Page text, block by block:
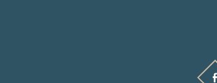
TikTok oldalunk